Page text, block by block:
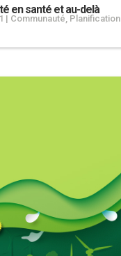
en santé et au-delà
| Communauté Planification